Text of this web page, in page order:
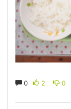
0 2 0